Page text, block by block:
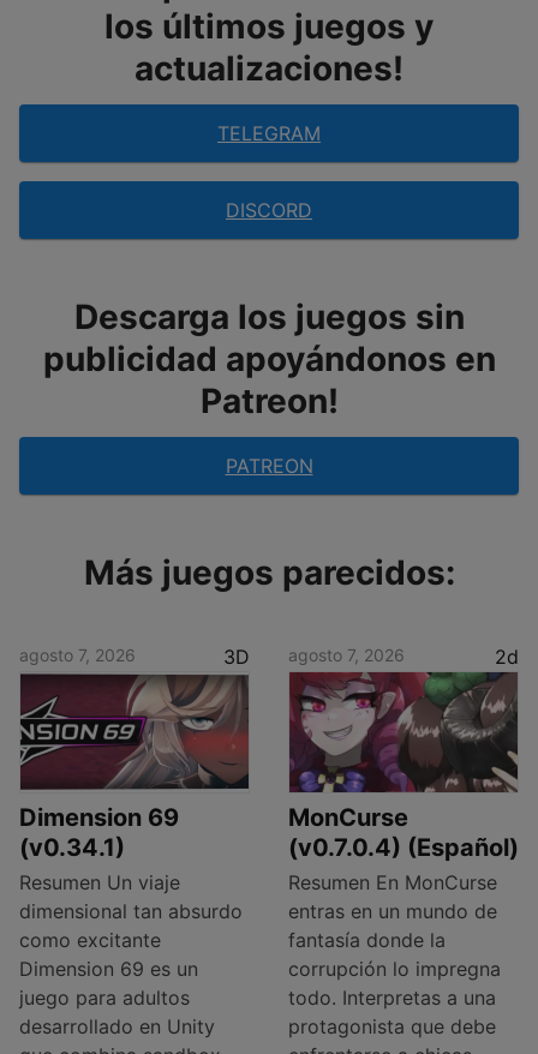
los últimos juegos y
actualizaciones!
TELEGRAM
DISCORD
Descarga los juegos sin
publicidad apoyándonos en
Patreon!
PATREON
Más juegos parecidos:
agosto 7, 2026 3D
Dimension 69
(v0.34.1)
Resumen Un viaje
dimensional tan absurdo
como excitante
Dimension 69 es un
juego para adultos
desarrollado en Unity
agosto 7, 2026 2d
MonCurse
(v0.7.0.4) (Español)
Resumen En MonCurse
entras en un mundo de
fantasía donde la
corrupción lo impregna
todo. Interpretas a una
protagonista que debe